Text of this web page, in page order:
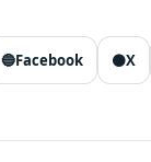
🔵Facebook ⚫X